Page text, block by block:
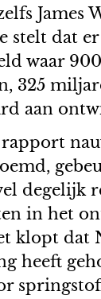
James
stelt dat
waar
325
aan
degelijk
in het
klopt dat
heeft